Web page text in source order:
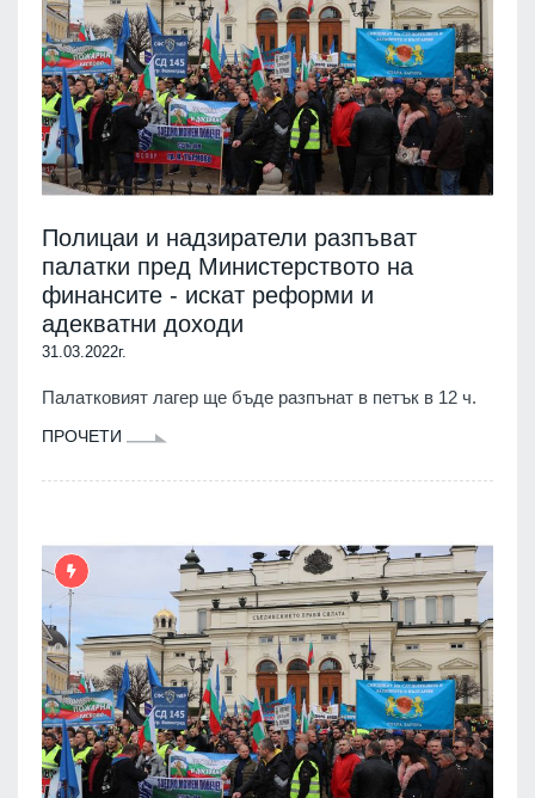
Полицаи и надзиратели разпъват
палатки пред Министерството на
финансите - искат реформи и
адекватни доходи
31.03.2022г.
Палатковият лагер ще бъде разпънат в петък в 12 ч.
ПРОЧЕТИ